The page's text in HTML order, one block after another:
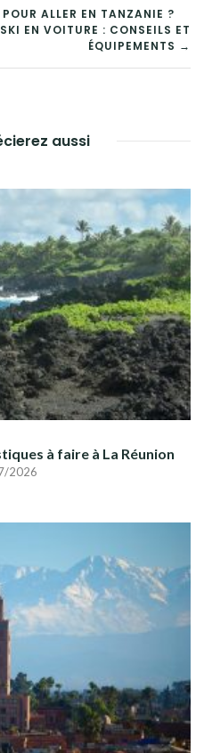
ALLER EN TANZANIE ?
EN VOITURE : CONSEILS ET
ÉQUIPEMENTS →
aussi
à faire à La Réunion
2026